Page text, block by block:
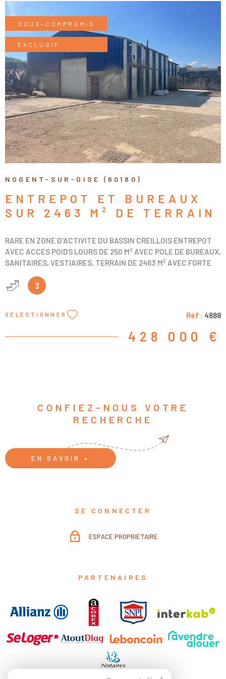
CONTACT
NOGENT-SUR-OISE (60180)
ENTREPOT ET BUREAUX
SUR 2463 M² DE TERRAIN
RARE EN ZONE D'ACTIVITE DU BASSIN CREILLOIS ENTREPOT
AVEC ACCES POIDS LOURS DE 250 M² AVEC POLE DE BUREAUX,
SANITAIRES, VESTIAIRES, TERRAIN DE 2463 M² AVEC FORTE
AUTRES ENTIEREMENT CLOS, EDF, EAU, TAE SUR PLACE
AFFAIRE RARE A VOIR VITE
3
SÉLECTIONNER Réf : 4888
428 000 €
SOUS-COMPROMIS
EXCLUSIF
VOIR LE BIEN
CONFIEZ-NOUS VOTRE
RECHERCHE
EN SAVOIR +
SE CONNECTER
ESPACE PROPRIÉTAIRE
PARTENAIRES
Pièces
PIÈCES
RÉFÉRENCE
CRITÈRES SUPPLÉMENTAIRES
Piscine
Parking
Terrasse